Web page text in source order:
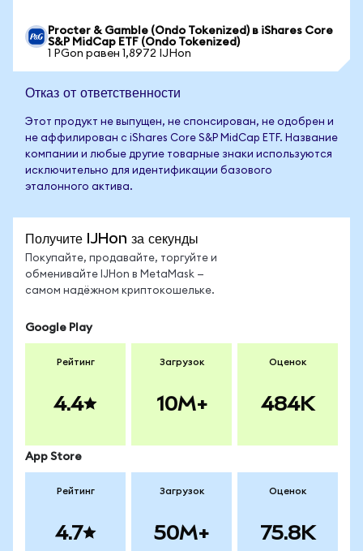
Procter & Gamble (Ondo Tokenized) в iShares Core
S&P MidCap ETF (Ondo Tokenized)
1 PGon равен 1,8972 IJHon
Отказ от ответственности
Этот продукт не выпущен, не спонсирован, не одобрен и
не аффилирован с iShares Core S&P MidCap ETF. Название
компании и любые другие товарные знаки используются
исключительно для идентификации базового
эталонного актива.
Получите IJHon за секунды
Покупайте, продавайте, торгуйте и
обменивайте IJHon в MetaMask —
самом надёжном криптокошельке.
Google Play
Рейтинг
4.4
Загрузок
10M+
Оценок
484K
App Store
Рейтинг
4.7
Загрузок
50M+
Оценок
75.8K